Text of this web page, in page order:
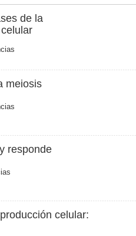
de la
meiosis
responde
celular: